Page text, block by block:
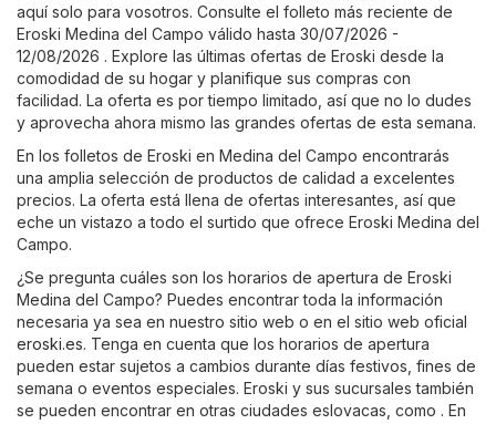
aquí solo para vosotros. Consulte el folleto más reciente de
Eroski Medina del Campo válido hasta 30/07/2026 -
12/08/2026 . Explore las últimas ofertas de Eroski desde la
comodidad de su hogar y planifique sus compras con
facilidad. La oferta es por tiempo limitado, así que no lo dudes
y aprovecha ahora mismo las grandes ofertas de esta semana.
En los folletos de Eroski en Medina del Campo encontrarás
una amplia selección de productos de calidad a excelentes
precios. La oferta está llena de ofertas interesantes, así que
eche un vistazo a todo el surtido que ofrece Eroski Medina del
Campo.
¿Se pregunta cuáles son los horarios de apertura de Eroski
Medina del Campo? Puedes encontrar toda la información
necesaria ya sea en nuestro sitio web o en el sitio web oficial
eroski.es. Tenga en cuenta que los horarios de apertura
pueden estar sujetos a cambios durante días festivos, fines de
semana o eventos especiales. Eroski y sus sucursales también
se pueden encontrar en otras ciudades eslovacas, como . En